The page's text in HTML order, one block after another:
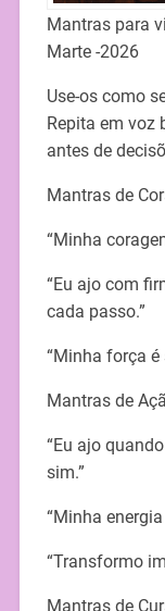
Mantras para
Marte -2026
Use-os como
Repita em voz
antes de
Mantras de
“Minha
“Eu ajo com
cada passo.”
“Minha força é
Mantras de
“Eu ajo
sim.”
“Minha
“Transformo
Mantras de